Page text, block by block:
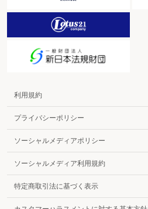
利用規約
プライバシーポリシー
ソーシャルメディアポリシー
ソーシャルメディア利用規約
特定商取引法に基づく表示